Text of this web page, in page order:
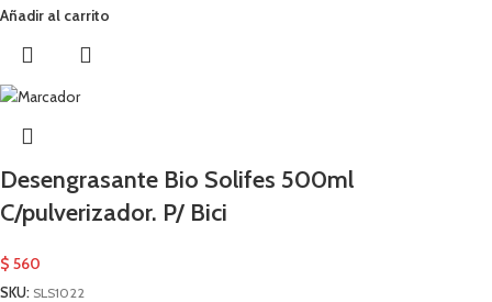
Añadir al carrito
Desengrasante Bio Solifes 500ml
C/pulverizador. P/ Bici
$ 560
SKU: SLS1022